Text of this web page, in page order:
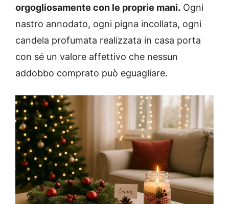
orgogliosamente con le proprie mani. Ogni
nastro annodato, ogni pigna incollata, ogni
candela profumata realizzata in casa porta
con sé un valore affettivo che nessun
addobbo comprato può eguagliare.